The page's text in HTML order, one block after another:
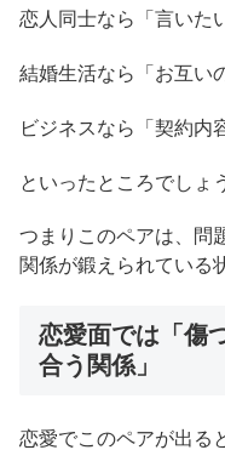
恋人同士なら「言いた
結婚生活なら「お互い
ビジネスなら「契約内
といったところでしょ
つまりこのペアは、問
関係が鍛えられている
恋愛面では「傷
合う関係」
恋愛でこのペアが出る